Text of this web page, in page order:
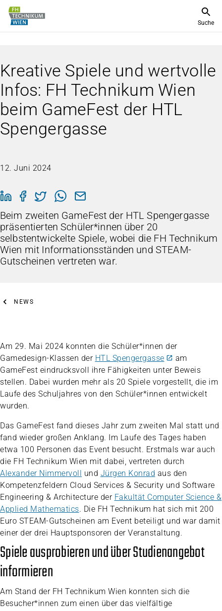
Suche
Kreative Spiele und wertvolle
Infos: FH Technikum Wien
beim GameFest der HTL
Spengergasse
12. Juni 2024
Beim zweiten GameFest der HTL Spengergasse
präsentierten Schüler*innen über 20
selbstentwickelte Spiele, wobei die FH Technikum
Wien mit Informationsständen und STEAM-
Gutscheinen vertreten war.
NEWS
Am 29. Mai 2024 konnten die Schüler*innen der
Gamedesign-Klassen der HTL Spengergasse
am
GameFest eindrucksvoll ihre Fähigkeiten unter Beweis
stellen. Dabei wurden mehr als 20 Spiele vorgestellt, die im
Laufe des Schuljahres von den Schüler*innen entwickelt
wurden.
Das GameFest fand dieses Jahr zum zweiten Mal statt und
fand wieder großen Anklang. Im Laufe des Tages haben
etwa 100 Personen das Event besucht. Erstmals war auch
die FH Technikum Wien mit dabei, vertreten durch
Alexander Nimmervoll und Jürgen Konrad aus den
Kompetenzfeldern Cloud Services & Security und Software
Engineering & Architecture der Fakultät Computer Science &
Applied Mathematics. Die FH Technikum hat sich mit 200
Euro STEAM-Gutscheinen am Event beteiligt und war damit
einer der drei Hauptsponsoren der Veranstaltung.
Spiele ausprobieren und über Studienangebot
informieren
Am Stand der FH Technikum Wien konnten sich die
Besucher*innen zum einen über das vielfältige